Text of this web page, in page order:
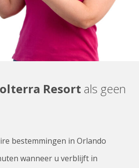
Resort als geen
bestemmingen in Orlando
wanneer u verblijft in